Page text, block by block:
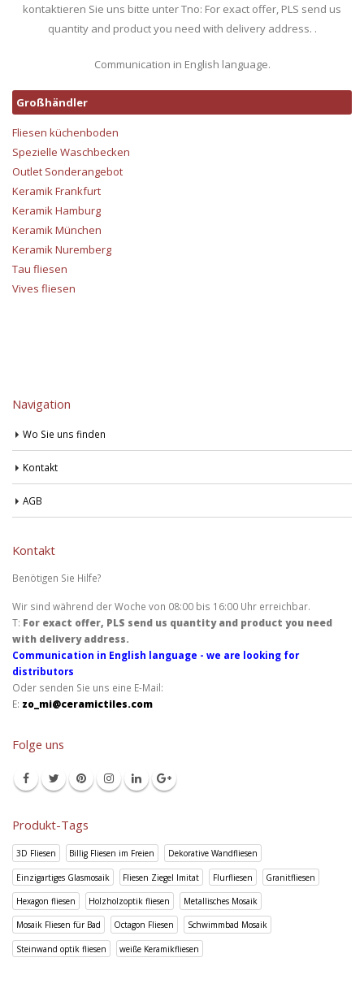
kontaktieren Sie uns bitte unter Tno: For exact offer, PLS send us
quantity and product you need with delivery address. .
Communication in English language.
Großhändler
Fliesen küchenboden
Spezielle Waschbecken
Outlet Sonderangebot
Keramik Frankfurt
Keramik Hamburg
Keramik München
Keramik Nuremberg
Tau fliesen
Vives fliesen
Navigation
Wo Sie uns finden
Kontakt
AGB
Kontakt
Benötigen Sie Hilfe?
Wir sind während der Woche von 08:00 bis 16:00 Uhr erreichbar.
T: For exact offer, PLS send us quantity and product you need
with delivery address.
Communication in English language - we are looking for
distributors
Oder senden Sie uns eine E-Mail:
E: zo_mi@ceramictiles.com
Folge uns
Produkt-Tags
3D Fliesen Billig Fliesen im Freien Dekorative Wandfliesen
Einzigartiges Glasmosaik Fliesen Ziegel Imitat Flurfliesen Granitfliesen
Hexagon fliesen Holzholzoptik fliesen Metallisches Mosaik
Mosaik Fliesen für Bad Octagon Fliesen Schwimmbad Mosaik
Steinwand optik fliesen weiße Keramikfliesen